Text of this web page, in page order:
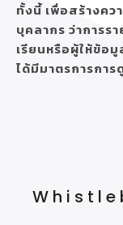
ทั้งนี้ เพื่อสร้างคว
บุคลากร ว่าการร
เรียนหรือผู้ให้ข้อ
ได้มีมาตรการการ